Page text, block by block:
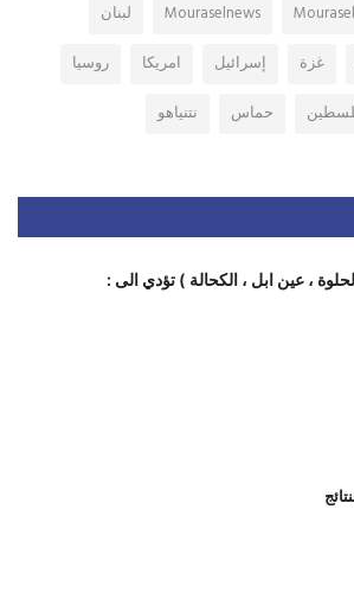
Mouraselnews
لبنان
غزة إسرائيل امريكا
روسيا
حماس نتنياهو
، عين ابل ، الكحالة ) تؤدي الى :